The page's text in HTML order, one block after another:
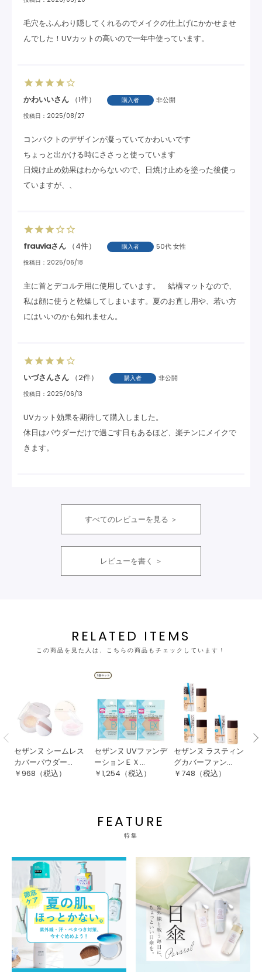
毛穴をふんわり隠してくれるのでメイクの仕上げにかかせませ
んでした！UVカットの高いので一年中使っています。
かわいい 1 購入者 非公開
投稿日 2025/08/27
コンパクトのデザインが凝っていてかわいいです
ちょっと出かける時にささっと使っています
日焼け止め効果はわからないので、日焼け止めを塗った後使っ
ていますが、、
frauvia 4 購入者 50代女性
投稿日 2025/06/18
主に首とデコルテ用に使用しています。　結構マットなので、
私は顔に使うと乾燥してしまいます。夏のお直し用や、若い方
にはいいのかも知れません。
いづさん 2 購入者 非公開
投稿日 2025/06/13
UVカット効果を期待して購入しました。
休日はパウダーだけで過ごす日もあるほど、楽チンにメイクで
きます。
すべてのレビューを見る
レビューを書く
RELATED ITEMS
この商品を見た人は、こちらの商品もチェックしています！
セザンヌ シームレス
カバーパウダー...
￥968 （税込）
セザンヌ UVファンデ
ーションＥＸ...
￥1,254 （税込）
セザンヌ ラスティン
グカバーファン...
￥748 （税込）
FEATURE
特集